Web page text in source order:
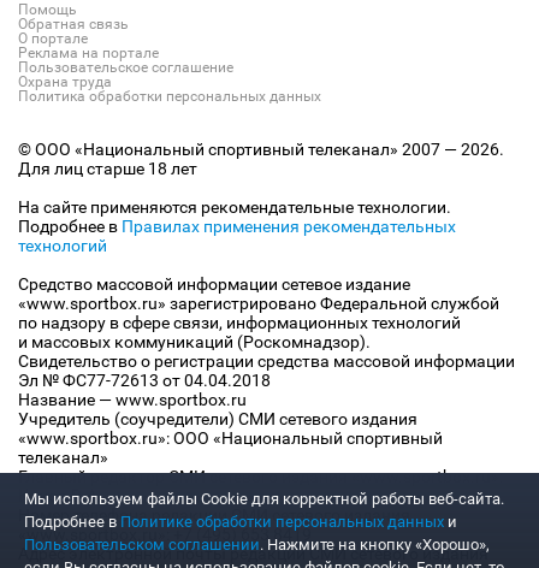
Помощь
Обратная связь
О портале
Реклама на портале
Пользовательское соглашение
Охрана труда
Политика обработки персональных данных
© ООО «Национальный спортивный телеканал» 2007 — 2026.
Для лиц старше 18 лет
На сайте применяются рекомендательные технологии.
Подробнее в Правилах применения рекомендательных
технологий
Средство массовой информации сетевое издание
«www.sportbox.ru» зарегистрировано Федеральной службой
по надзору в сфере связи, информационных технологий
и массовых коммуникаций (Роскомнадзор).
Свидетельство о регистрации средства массовой информации
Эл № ФС77-72613 от 04.04.2018
Название — www.sportbox.ru
Учредитель (соучредители) СМИ сетевого издания
«www.sportbox.ru»: ООО «Национальный спортивный
телеканал»
Главный редактор СМИ сетевого издания «www.sportbox.ru»:
Конов В.А.
Номер телефона редакции СМИ сетевого издания
«www.sportbox.ru»: +7 (495) 653 8419
Адрес электронной почты редакции СМИ сетевого издания
Мы используем файлы Сookie для корректной работы веб-сайта.
Подробнее в Политике обработки персональных данных и
Пользовательском соглашении. Нажмите на кнопку «Хорошо»,